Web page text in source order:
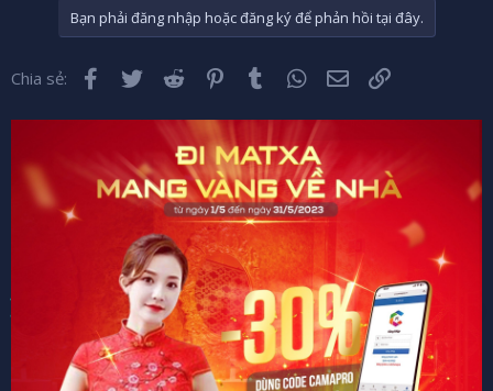
Bạn phải đăng nhập hoặc đăng ký để phản hồi tại đây.
Chia sẻ: Facebook
Twitter Reddit Pinterest
Tumblr WhatsApp
Email